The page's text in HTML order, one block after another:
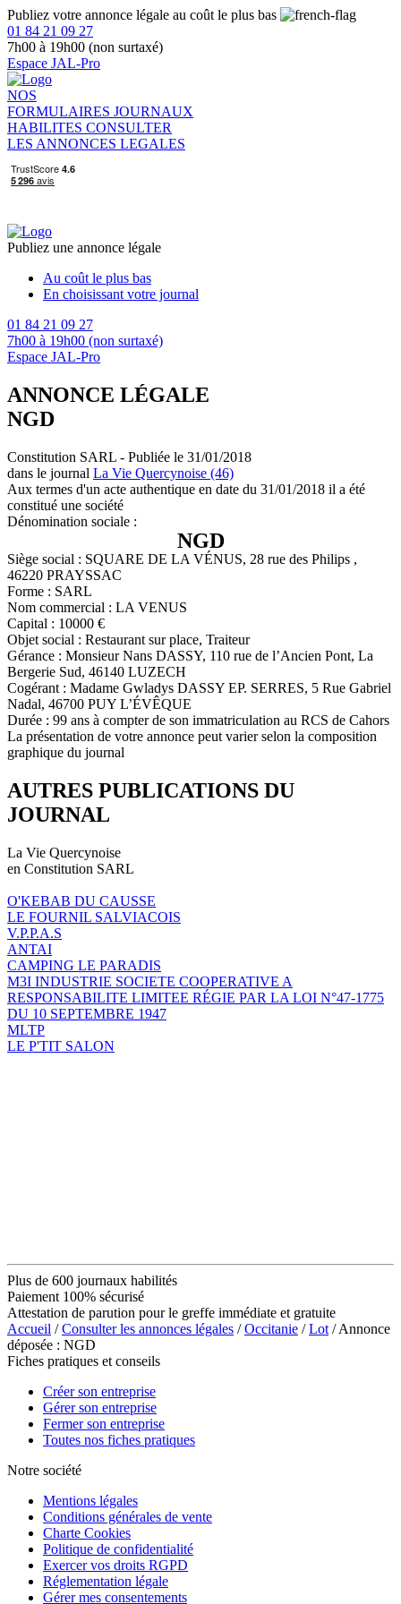
Publiez votre annonce légale au coût le plus bas
01 84 21 09 27
7h00 à 19h00 (non surtaxé)
Espace JAL-Pro
NOS
FORMULAIRES JOURNAUX
HABILITES CONSULTER
LES ANNONCES LEGALES
Publiez une annonce légale
Au coût le plus bas
En choisissant votre journal
01 84 21 09 27
7h00 à 19h00 (non surtaxé)
Espace JAL-Pro
ANNONCE LÉGALE
NGD
Constitution SARL - Publiée le 31/01/2018
dans le journal La Vie Quercynoise (46)
Aux termes d'un acte authentique en date du 31/01/2018 il a été
constitué une société
Dénomination sociale :
NGD
Siège social : SQUARE DE LA VÉNUS, 28 rue des Philips ,
46220 PRAYSSAC
Forme : SARL
Nom commercial : LA VENUS
Capital : 10000 €
Objet social : Restaurant sur place, Traiteur
Gérance : Monsieur Nans DASSY, 110 rue de l’Ancien Pont, La
Bergerie Sud, 46140 LUZECH
Cogérant : Madame Gwladys DASSY EP. SERRES, 5 Rue Gabriel
Nadal, 46700 PUY L’ÉVÊQUE
Durée : 99 ans à compter de son immatriculation au RCS de Cahors
La présentation de votre annonce peut varier selon la composition
graphique du journal
AUTRES PUBLICATIONS DU
JOURNAL
La Vie Quercynoise
en Constitution SARL
O'KEBAB DU CAUSSE
LE FOURNIL SALVIACOIS
V.P.P.A.S
ANTAI
CAMPING LE PARADIS
M3I INDUSTRIE SOCIETE COOPERATIVE A
RESPONSABILITE LIMITEE RÉGIE PAR LA LOI N°47-1775
DU 10 SEPTEMBRE 1947
MLTP
LE P'TIT SALON
Plus de 600 journaux habilités
Paiement 100% sécurisé
Attestation de parution pour le greffe immédiate et gratuite
Accueil /Consulter les annonces légales /Occitanie /Lot / Annonce
déposée : NGD
Fiches pratiques et conseils
Créer son entreprise
Gérer son entreprise
Fermer son entreprise
Toutes nos fiches pratiques
Notre société
Mentions légales
Conditions générales de vente
Charte Cookies
Politique de confidentialité
Exercer vos droits RGPD
Réglementation légale
Gérer mes consentements